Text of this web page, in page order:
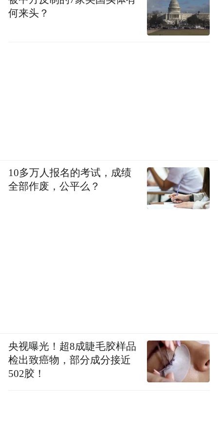
性品牌传播方式、颠覆性的营销理念，传
播"舍得即中国智慧"的核心内涵。
慧，透过个人命运与家国命运的交联，探寻
一个集体、一个国家和一个时代的抉择背后
何来头？
10多万人报名的考试，成绩
全部作废，公平么？
央视曝光！超8成睫毛胶样品
检出致癌物，部分成分接近
502胶！